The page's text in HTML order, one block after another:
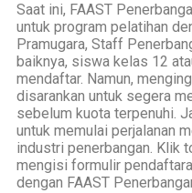
Saat ini, FAAST
untuk program pelatihan
Pramugara, Staff
baiknya, siswa kelas 12
mendaftar. Namun,
disarankan untuk segera
sebelum kuota terpenuhi.
untuk memulai perjalanan
industri penerbangan. Klik
mengisi formulir
dengan FAAST